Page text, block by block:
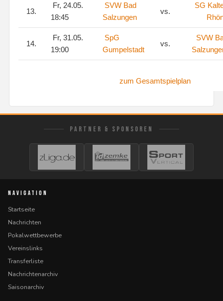
13.
Fr, 24.05.
18:45
SVW Bad
Salzungen
vs.
SG
14.
Fr, 31.05.
19:00
SpG
Gumpelstadt
vs.
SVW
zum Gesamtspielplan
PARTNER & SPONSOREN
NAVIGATION
Startseite
Nachrichten
Pokalwettbewerbe
Vereinslinks
Transferliste
Nachrichtenarchiv
Saisonarchiv